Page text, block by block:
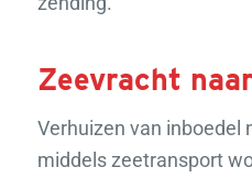
Zeevracht
Verhuizen van inboedel
middels zeetransport